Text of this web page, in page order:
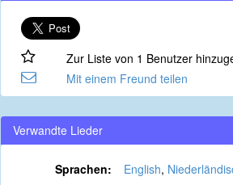
Zur Liste von 1 Benutzer
Mit einem Freund teilen
Verwandte Lieder
Sprachen: English,